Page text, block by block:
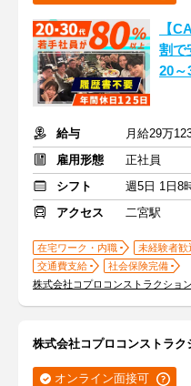
【
割で
20～
給与
月給29万
雇用形態
正社員
シフト
週5日 1日8
アクセス
二宮駅
在宅ワーク・内職 未経験者歓
交通費支給
社会保険完備
株式会社コプロコンストラクショ
株式会社コプロコンストラク
オンライン面接可